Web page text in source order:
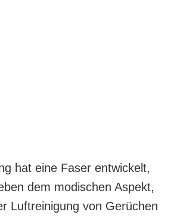
hat eine Faser entwickelt,
dem modischen Aspekt,
Luftreinigung von Gerüchen